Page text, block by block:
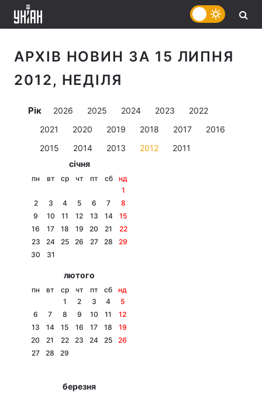
АРХІВ НОВИН ЗА 15 ЛИПНЯ
2012, НЕДІЛЯ
Рік 2026 2025 2024 2023
2022
2021
2020 2019 2018 2017
2016
2015
2014 2013 2012
2011
січня
пн вт ср чт пт сб
нд
1
2
3 4 5 6 7
8
9
10 11 12 13 14
15
16
17 18 19 20 21
22
23
24 25 26 27 28
29
30
31
лютого
пн вт ср чт пт сб
нд
1
2 3 4
5
6
7 8 9 10 11
12
13
14 15 16 17 18
19
20
21 22 23 24 25
26
27
28 29
березня